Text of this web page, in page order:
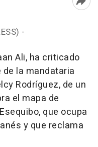
-
Ali, ha criticado
la mandataria
Rodríguez, de un
el mapa de
que ocupa
y que reclama